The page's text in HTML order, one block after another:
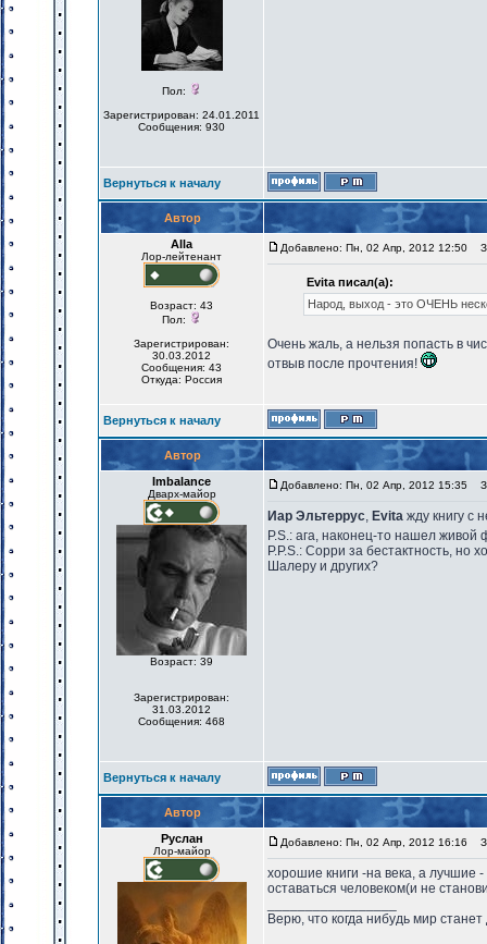
Пол:
Зарегистрирован: 24.01.2011
Сообщения: 930
Вернуться к началу
Автор
Alla
Лор-лейтенант
Возраст: 43
Пол:
Зарегистрирован:
30.03.2012
Сообщения: 43
Откуда: Россия
Добавлено: Пн, 02 Апр, 2012 12:50
Evita писал(а):
Народ, выход - это ОЧЕНЬ
Очень жаль, а нельзя попасть в
отвыв после прочтения!
Вернуться к началу
Автор
Imbalance
Дварх-майор
Возраст: 39
Зарегистрирован:
31.03.2012
Сообщения: 468
Добавлено: Пн, 02 Апр, 2012 15:35
Иар Эльтеррус, Evita жду книгу с
P.S.: ага, наконец-то нашел живой
P.P.S.: Сорри за бестактность, но
Шалеру и других?
Вернуться к началу
Автор
Руслан
Лор-майор
Добавлено: Пн, 02 Апр, 2012 16:16
хорошие книги -на века, а лучшие
оставаться человеком(и не
Верю, что когда нибудь мир